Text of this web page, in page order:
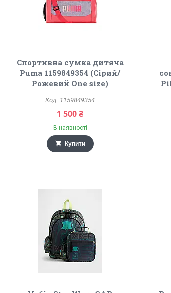
Спортивна сумка дитяча
Puma 1159849354 (Сірий/
Рожевий One size)
1159849354
1 500 ₴
В наявності
Купити